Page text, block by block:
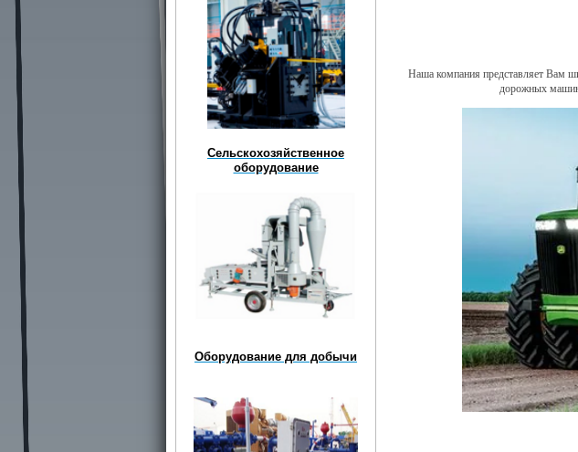
Сельскохозяйственное
оборудование
Оборудование для добычи
Наша компания представляет Вам
дорожных